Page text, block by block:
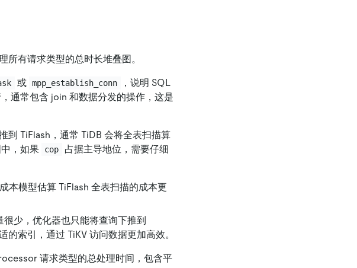
有请求类型的总时长堆叠图。
或 mpp_establish_conn
，说明 SQL
通常包含 join 和数据分发的操作，这是
到 TiFlash，通常 TiDB 会将全表扫描算
，如果
cop
占据主导地位，需要仔细
本模型估算 TiFlash 全表扫描的成本更
少，优化器也只能将查询下推到
索引，通过 TiKV 访问数据更加高效。
请求类型的总处理时间，包含平